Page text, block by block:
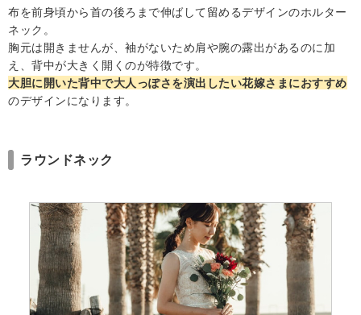
布を前身頃から首の後ろまで伸ばして留めるデザインのホルター
ネック。
胸元は開きませんが、袖がないため肩や腕の露出があるのに加
え、背中が大きく開くのが特徴です。
大胆に開いた背中で大人っぽさを演出したい花嫁さまにおすすめ
のデザインになります。
ラウンドネック